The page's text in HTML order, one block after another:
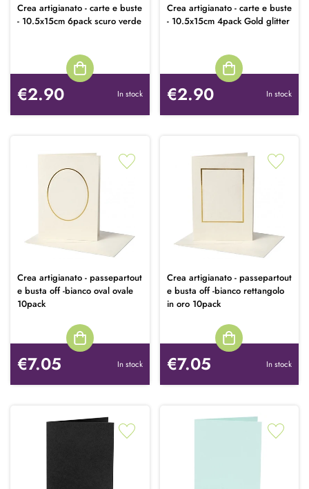
Crea artigianato - carte e buste
- 10.5x15cm 6pack scuro verde
€2.90 In stock
Crea artigianato - carte e buste
- 10.5x15cm 4pack Gold glitter
€2.90 In stock
Crea artigianato - passepartout
e busta off -bianco oval ovale
10pack
€7.05 In stock
Crea artigianato - passepartout
e busta off -bianco rettangolo
in oro 10pack
€7.05 In stock